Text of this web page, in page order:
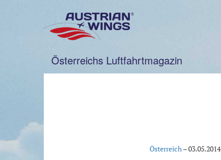
Österreichs Luftfahrtmagazin
Österreich–03.05.2014